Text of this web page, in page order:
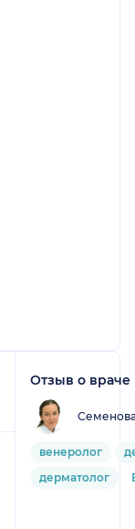
Отзыв о враче
венеролог
дерматолог